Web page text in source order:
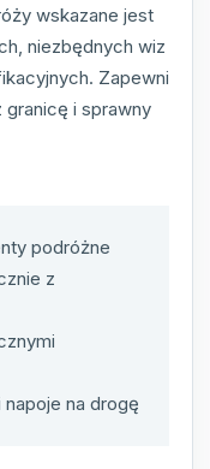
wskazane jest
niezbędnych wiz
Zapewni
i sprawny
podróżne
z
na drogę